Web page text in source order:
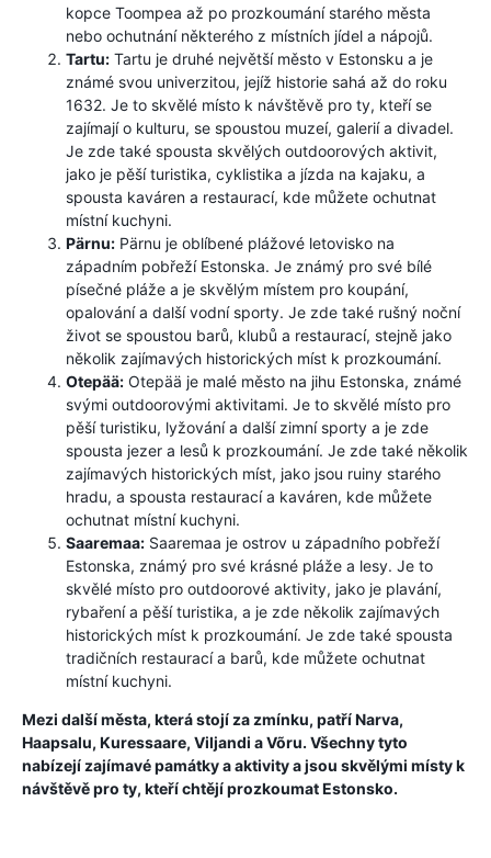
kopce Toompea až po prozkoumání starého města
nebo ochutnání některého z místních jídel a nápojů.
Tartu: Tartu je druhé největší město v Estonsku a je
známé svou univerzitou, jejíž historie sahá až do roku
1632. Je to skvělé místo k návštěvě pro ty, kteří se
zajímají o kulturu, se spoustou muzeí, galerií a divadel.
Je zde také spousta skvělých outdoorových aktivit,
jako je pěší turistika, cyklistika a jízda na kajaku, a
spousta kaváren a restaurací, kde můžete ochutnat
místní kuchyni.
Pärnu: Pärnu je oblíbené plážové letovisko na
západním pobřeží Estonska. Je známý pro své bílé
písečné pláže a je skvělým místem pro koupání,
opalování a další vodní sporty. Je zde také rušný noční
život se spoustou barů, klubů a restaurací, stejně jako
několik zajímavých historických míst k prozkoumání.
Otepää: Otepää je malé město na jihu Estonska, známé
svými outdoorovými aktivitami. Je to skvělé místo pro
pěší turistiku, lyžování a další zimní sporty a je zde
spousta jezer a lesů k prozkoumání. Je zde také několik
zajímavých historických míst, jako jsou ruiny starého
hradu, a spousta restaurací a kaváren, kde můžete
ochutnat místní kuchyni.
Saaremaa: Saaremaa je ostrov u západního pobřeží
Estonska, známý pro své krásné pláže a lesy. Je to
skvělé místo pro outdoorové aktivity, jako je plavání,
rybaření a pěší turistika, a je zde několik zajímavých
historických míst k prozkoumání. Je zde také spousta
tradičních restaurací a barů, kde můžete ochutnat
místní kuchyni.
Mezi další města, která stojí za zmínku, patří Narva,
Haapsalu, Kuressaare, Viljandi a Võru. Všechny tyto
nabízejí zajímavé památky a aktivity a jsou skvělými místy k
návštěvě pro ty, kteří chtějí prozkoumat Estonsko.